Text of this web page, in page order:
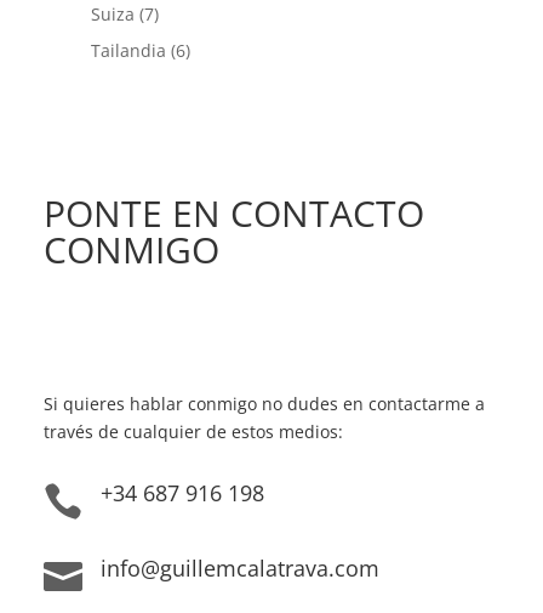
Suiza (7)
Tailandia (6)
PONTE EN CONTACTO
CONMIGO
Si quieres hablar conmigo no dudes en contactarme a
través de cualquier de estos medios:
 +34 687 916 198
 info@guillemcalatrava.com